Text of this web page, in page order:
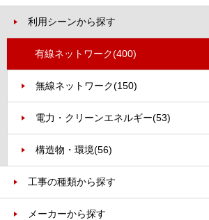
利用シーンから探す
有線ネットワーク(400)
無線ネットワーク(150)
電力・クリーンエネルギー(53)
構造物・環境(56)
工事の種類から探す
メーカーから探す